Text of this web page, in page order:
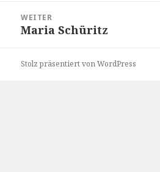
WEITER
Nächster
Maria Schüritz
Stolz präsentiert von WordPress